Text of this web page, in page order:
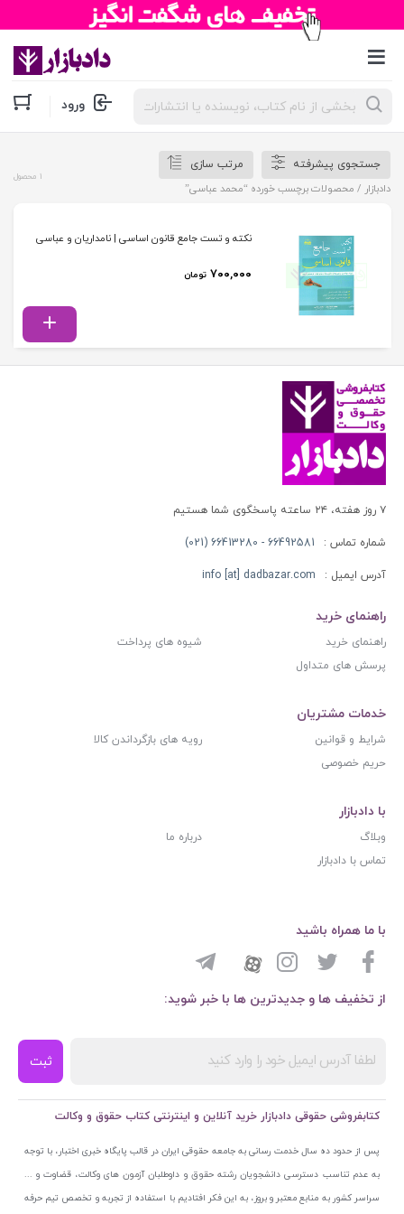
جستجوی
محصولات ورود
جستجوی پیشرفته
مرتب سازی
دادبازار / محصولات برچسب خورده “محمد عباسی”
1 محصول
نکته و تست جامع قانون اساسی | نامداریان و عباسی
۷۰۰,۰۰۰ تومان
۷ روز هفته، ۲۴ ساعته پاسخگوی شما هستیم
شماره تماس : 66492581 - 66413280 (021)
آدرس ایمیل : info [at] dadbazar.com
راهنمای خرید
راهنمای خرید
شیوه های پرداخت
پرسش های متداول
خدمات مشتریان
شرایط و قوانین
رویه های بازگرداندن کالا
حریم خصوصی
با دادبازار
وبلاگ
درباره ما
تماس با دادبازار
از تخفیف ها و جدیدترین ها با خبر شوید:
ثبت
با ما همراه باشید
کتابفروشی حقوقی دادبازار خرید آنلاین و اینترنتی کتاب حقوق و وکالت
پس از حدود ده سال خدمت رسانی به جامعه حقوقی ایران در قالب پایگاه خبری اختبار، با توجه
به عدم تناسب دسترسی دانشجویان رشته حقوق و داوطلبان آزمون های وکالت، قضاوت و ...
سراسر کشور به منابع معتبر و بروز، به این فکر افتادیم با استفاده از تجربه و تخصص تیم حرفه